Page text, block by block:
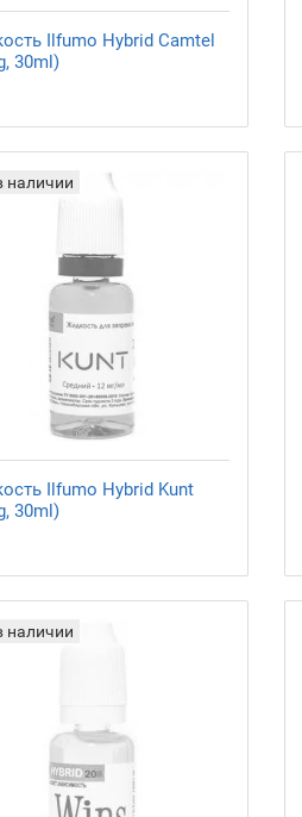
Ilfumo Hybrid Camtel
30ml)
наличии
Ilfumo Hybrid Kunt
30ml)
наличии